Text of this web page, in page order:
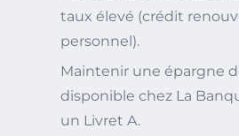
taux élevé (crédit
personnel).
Maintenir une épargne
disponible chez La
un Livret A.